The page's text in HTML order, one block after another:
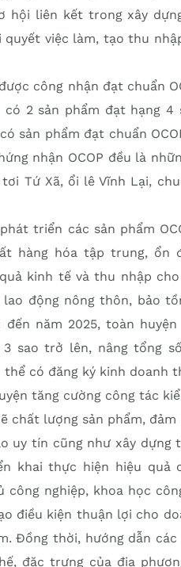
hội liên kết trong xây
việc làm, tạo thu
công nhận đạt chuẩn
2 sản phẩm đạt hạng 4
sản phẩm đạt chuẩn
nhận OCOP đều là
Tứ Xã, ổi lê Vĩnh Lại,
triển các sản phẩm
hàng hóa tập trung, ổn
kinh tế và thu nhập
động nông thôn, bảo
năm 2025, toàn
sao trở lên, nâng tổng
thể có đăng ký kinh doanh
tăng cường công tác
chất lượng sản phẩm, đảm
uy tín cũng như xây dựng
khai thực hiện hiệu quả
nghiệp, khoa học
điều kiện thuận lợi cho
Đồng thời, hướng dẫn
đặc trưng của địa